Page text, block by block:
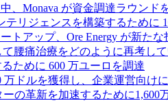
、Monava が資金調達ラウンド
テリジェンスを構築するために
トアップ、Ore Energy が新た
腰痛治療をどのように再考し
ために 600 万ユーロを調達
万ドルを獲得し、企業運営向け
の革新を加速するために1,600